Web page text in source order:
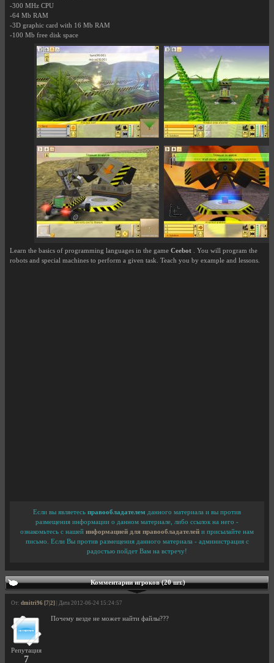
-300 MHz CPU
-64 Mb RAM
-3D graphic card with 16 Mb RAM
-100 Mb free disk space
Learn the basics of programming languages in the game Ceebot
. You will program the
robots and special machines to perform a given task. Teach you by example and lessons.
Если вы являетесь правообладателем данного материала и вы против
размещения информации о данном материале, либо ссылок на него -
ознакомьтесь с нашей информацией для правообладателей и присылайте нам
письмо. Если Вы против размещения данного материала - администрация с
радостью пойдет Вам на встречу!
Комментарии игроков (20 шт.)
От: dmitri96 [7|2] | Дата 2012-06-24 15:24:57
Репутация
7
Почему везде не может найти файлы???